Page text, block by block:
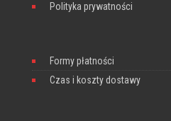
Polityka prywatności
Formy płatności
Czas i koszty dostawy